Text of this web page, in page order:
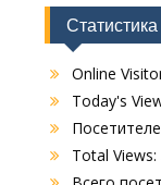
Статистика
Online
Today's
Total Views: